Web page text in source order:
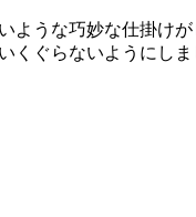
うな巧妙な仕掛け
くぐらないようにしま